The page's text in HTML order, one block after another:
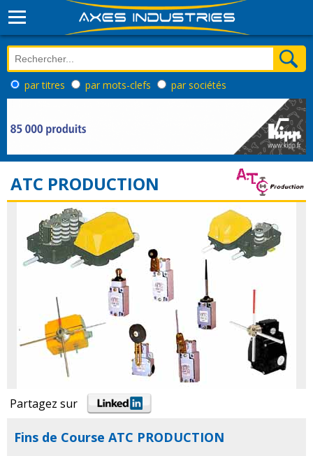
par titres par mots-clefs par sociétés
ATC PRODUCTION
Partagez sur
Fins de Course ATC PRODUCTION